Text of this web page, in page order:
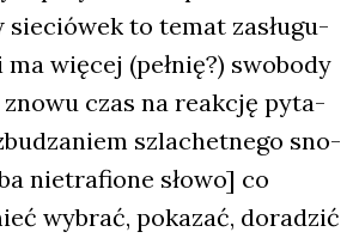
sie­ció­wek to temat zasłu­gu­
wię­cej (peł­nię?) swo­bo­dy
zno­wu czas na reak­cję pyta­
szla­chet­ne­go sno­
nie­tra­fio­ne sło­wo] co
wybrać, poka­zać, dora­dzić